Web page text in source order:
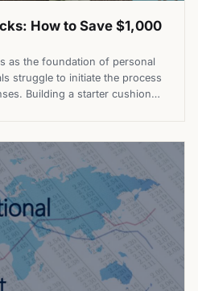
How to Save $1,000
as the foundation of personal
struggle to initiate the process
Building a starter cushion
emergency fund hacks, a
$1,000 […]